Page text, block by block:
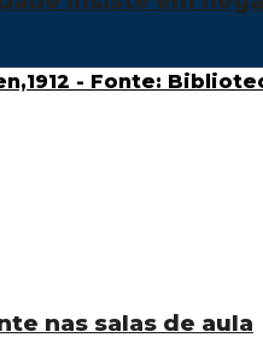
nas salas de aula